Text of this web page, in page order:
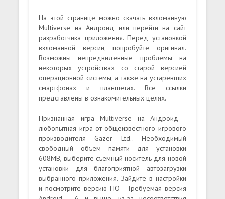
На этой странице можно скачать взломанную
Multiverse на Андроид или перейти на сайт
разработчика приложения. Перед установкой
взломанной версии, попробуйте оригинал.
Возможны непредвиденные проблемы на
некоторых устройствах со старой версией
операционной системы, а также на устаревших
смартфонах и планшетах. Все ссылки
представлены в ознакомительных целях.
Признанная игра Multiverse на Андроид -
любопытная игра от общеизвестного игрового
производителя Gazer Ltd.. Необходимый
свободный объем памяти для установки
608MB, выберите съемный носитель для новой
установки для благоприятной автозагрузки
выбранного приложения. Зайдите в настройки
и посмотрите версию ПО - Требуемая версия